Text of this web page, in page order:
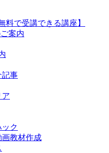
料で受講できる講座】
案内
記事
ア
ク
教材作成